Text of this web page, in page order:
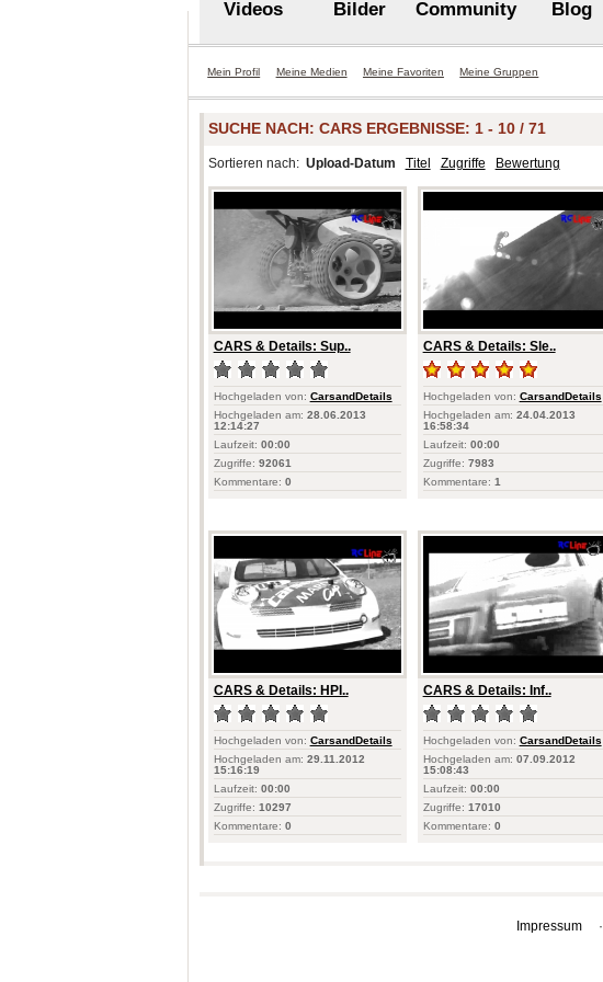
Videos Bilder Community Blog
Mein Profil Meine Medien Meine Favoriten Meine Gruppen
SUCHE NACH:CARS ERGEBNISSE: 1 - 10 / 71
Sortieren nach: Upload-Datum Titel Zugriffe Bewertung
CARS & Details: Sup..
Hochgeladen von: CarsandDetails
Hochgeladen am: 28.06.2013
12:14:27
Laufzeit: 00:00
Zugriffe: 92061
Kommentare: 0
CARS & Details: Sle..
Hochgeladen von: CarsandDetails
Hochgeladen am: 24.04.2013
16:58:34
Laufzeit: 00:00
Zugriffe: 7983
Kommentare: 1
CARS & Details: HPI..
Hochgeladen von: CarsandDetails
Hochgeladen am: 29.11.2012
15:16:19
Laufzeit: 00:00
Zugriffe: 10297
Kommentare: 0
CARS & Details: Inf..
Hochgeladen von: CarsandDetails
Hochgeladen am: 07.09.2012
15:08:43
Laufzeit: 00:00
Zugriffe: 17010
Kommentare: 0
Impressum ·